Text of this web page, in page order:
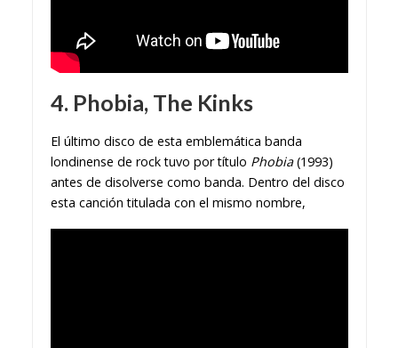
4. Phobia, The Kinks
El último disco de esta emblemática banda
londinense de rock tuvo por título Phobia(1993)
antes de disolverse como banda. Dentro del disco
esta canción titulada con el mismo nombre,